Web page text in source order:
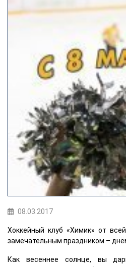
08.03.2017
Хоккейный клуб «Химик» от
замечательным праздником –
Как весеннее солнце, вы